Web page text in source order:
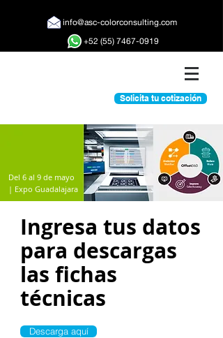
info@asc-colorconsulting.com
+52 (55) 7467-0919
Solicita tu cotización
Del 6 al 9 de mayo
| Expo Guadalajara
Ingresa tus datos
para descargas
las fichas
técnicas
Descarga aquí